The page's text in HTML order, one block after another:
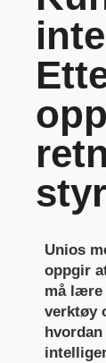
Unios
oppgir
må lære
verktøy